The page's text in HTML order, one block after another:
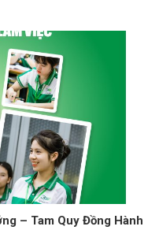
– Tam Quy Đồng Hành